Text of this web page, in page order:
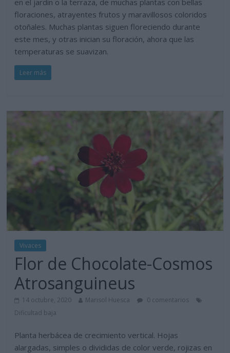
floraciones, atrayentes frutos y maravillosos coloridos
otoñales. Muchas plantas siguen floreciendo durante
este mes, y otras inician su floración, ahora que las
temperaturas se suavizan.
Leer más
Vivaces
Flor de Chocolate-Cosmos
Atrosanguineus
14 octubre, 2020 Marisol Huesca
0 comentarios
Dificultad baja
Planta herbácea de crecimiento vertical. Hojas
alargadas, simples o divididas de color verde, rojizas en